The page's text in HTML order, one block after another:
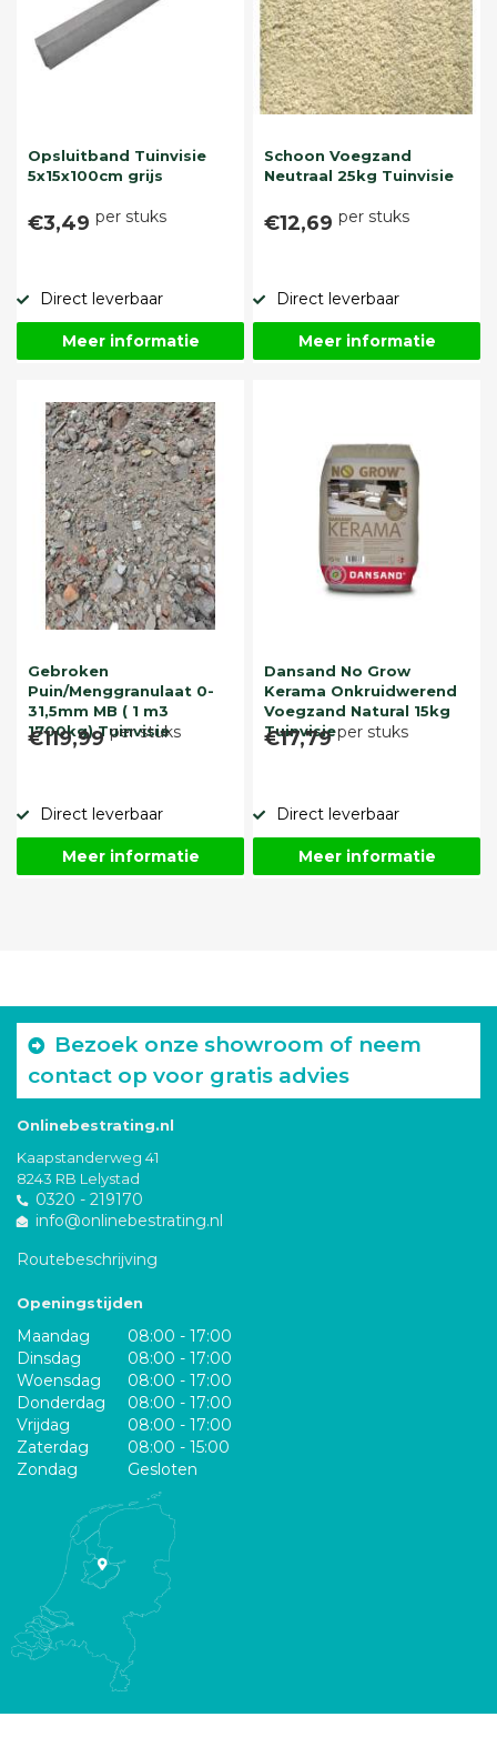
Opsluitband Tuinvisie
5x15x100cm grijs
€3,49 per stuks
Direct leverbaar
Meer informatie
Schoon Voegzand
Neutraal 25kg Tuinvisie
€12,69 per stuks
Direct leverbaar
Meer informatie
Gebroken
Puin/Menggranulaat 0-
31,5mm MB ( 1 m3
1700kg) Tuinvisie
€119,99 per stuks
Direct leverbaar
Meer informatie
Dansand No Grow
Kerama Onkruidwerend
Voegzand Natural 15kg
Tuinvisie
€17,79per stuks
Direct leverbaar
Meer informatie
Bezoek onze showroom of neem
contact op voor gratis advies
Onlinebestrating.nl
Kaapstanderweg 41
8243 RB Lelystad
0320 - 219170
info@onlinebestrating.nl
Routebeschrijving
Openingstijden
Maandag
08:00 - 17:00
Dinsdag
08:00 - 17:00
Woensdag
08:00 - 17:00
Donderdag
08:00 - 17:00
Vrijdag
08:00 - 17:00
Zaterdag
08:00 - 15:00
Zondag
Gesloten